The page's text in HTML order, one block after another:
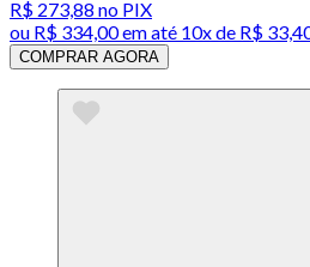
R$ 273,88 no PIX
ou R$ 334,00em até 10x de R$
COMPRAR AGORA